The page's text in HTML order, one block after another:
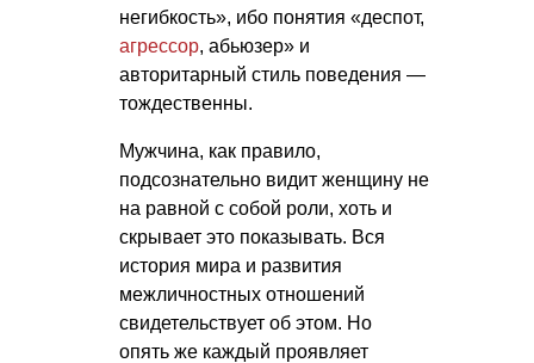
негибкость», ибо понятия «деспот,
агрессор, абьюзер» и
авторитарный стиль поведения —
тождественны.
Мужчина, как правило,
подсознательно видит женщину не
на равной с собой роли, хоть и
скрывает это показывать. Вся
история мира и развития
межличностных отношений
свидетельствует об этом. Но
опять же каждый проявляет